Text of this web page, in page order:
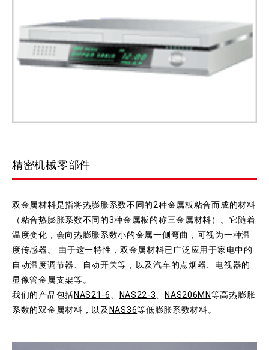
精密机械零部件
双金属材料是指将热膨胀系数不同的2种金属板粘合而成的材料
（粘合热膨胀系数不同的3种金属板的称三金属材料）。它随着
温度变化，会向热膨胀系数小的金属一侧弯曲，可视为一种温
度传感器。 由于这一特性，双金属材料已广泛应用于家电中的
自动温度调节器、自动开关等，以及汽车的点烟器、电视器的
显像管金属支架等。
我们的产品包括NAS21-6 NAS22-3 NAS206MN等高热膨胀
系数的双金属材料，以及 NAS36等低膨胀系数材料。